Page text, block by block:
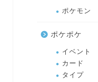
ポケモン
ポケポケ
イベント
カード
タイプ